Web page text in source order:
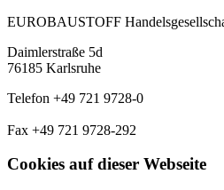
EUROBAUSTOFF
Daimlerstraße 5d
76185 Karlsruhe
Telefon +49 721 9728-0
Fax +49 721 9728-292
Cookies auf dieser Webseite